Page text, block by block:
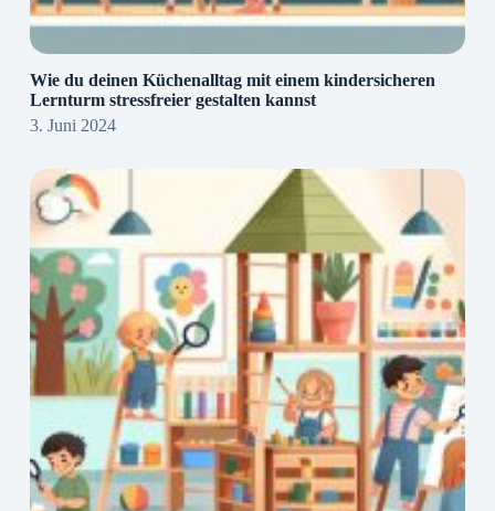
Wie du deinen Küchenalltag mit einem kindersicheren
Lernturm stressfreier gestalten kannst
3. Juni 2024